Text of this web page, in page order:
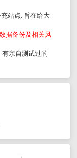
站点, 旨在给大
据备份及相关风
, 有亲自测试过的